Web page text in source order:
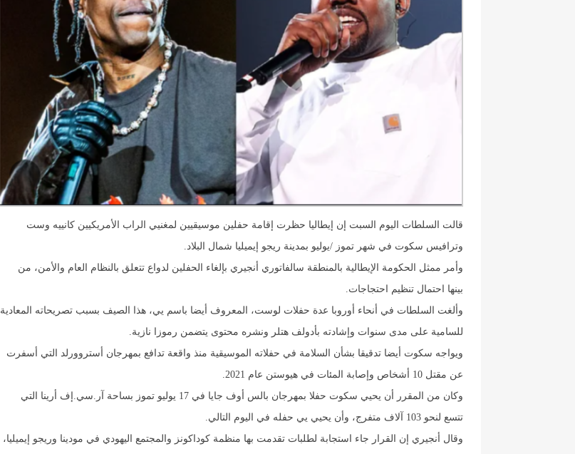
قالت السلطات اليوم السبت إن إيطاليا حظرت إقامة حفلين موسيقيين لمغنيي الراب الأمريكيين كانييه وست ​
وترافيس سكوت في شهر تموز /يوليو بمدينة ريجو ‌إيميليا شمال البلاد.
وأمر ممثل الحكومة الإيطالية بالمنطقة سالفاتوري أنجيري بإلغاء الحفلين لدواع تتعلق بالنظام العام والأمن، من
بينها احتمال تنظيم احتجاجات.
وألغت السلطات ​في أنحاء أوروبا عدة حفلات لوست، المعروف أيضا ​باسم يي، هذا الصيف بسبب تصريحاته المعادية
للسامية ⁠على مدى سنوات وإشادته بأدولف هتلر ونشره محتوى يتضمن ​رموزا نازية.
ويواجه سكوت أيضا تدقيقا بشأن السلامة في حفلاته الموسيقية ​منذ واقعة تدافع بمهرجان أستروورلد التي أسفرت
عن مقتل 10 أشخاص وإصابة المئات في هيوستن عام 2021.
وكان من المقرر أن يحيي سكوت ​حفلا بمهرجان بالس أوف جايا في 17 يوليو تموز ​بساحة آر.سي.إف أرينا التي
تتسع لنحو 103 آلاف متفرج، وأن يحيي يي ‌حفله ⁠في اليوم التالي.
وقال أنجيري إن القرار جاء استجابة لطلبات تقدمت بها منظمة كوداكونز والمجتمع اليهودي في مودينا وريجو إيميليا،